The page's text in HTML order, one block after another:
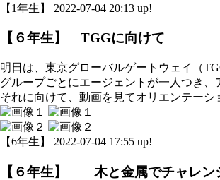
【1年生】 2022-07-04 20:13 up!
【６年生】 TGGに向けて
明日は、東京グローバルゲートウェイ（
グループごとにエージェントが一人つき
それに向けて、動画を見てオリエンテーシ
【6年生】 2022-07-04 17:55 up!
【６年生】 木と金属でチャレン